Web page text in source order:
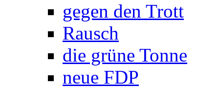
gegen den Trott
Rausch
die grüne Tonne
neue FDP